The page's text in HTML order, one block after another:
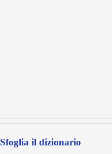
Sfoglia il dizionario